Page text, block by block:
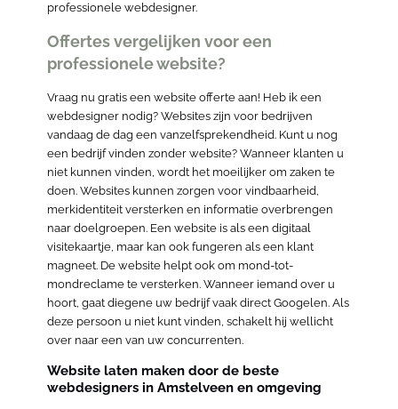
professionele webdesigner.
Offertes vergelijken voor een
professionele website?
Vraag nu gratis een website offerte aan! Heb ik een
webdesigner nodig? Websites zijn voor bedrijven
vandaag de dag een vanzelfsprekendheid. Kunt u nog
een bedrijf vinden zonder website? Wanneer klanten u
niet kunnen vinden, wordt het moeilijker om zaken te
doen. Websites kunnen zorgen voor vindbaarheid,
merkidentiteit versterken en informatie overbrengen
naar doelgroepen. Een website is als een digitaal
visitekaartje, maar kan ook fungeren als een klant
magneet. De website helpt ook om mond-tot-
mondreclame te versterken. Wanneer iemand over u
hoort, gaat diegene uw bedrijf vaak direct Googelen. Als
deze persoon u niet kunt vinden, schakelt hij wellicht
over naar een van uw concurrenten.
Website laten maken door de beste
webdesigners in Amstelveen en omgeving